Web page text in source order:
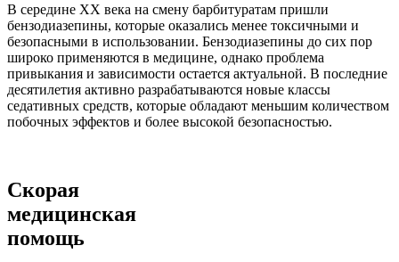
В середине XX века на смену барбитуратам пришли
бензодиазепины, которые оказались менее токсичными и
безопасными в использовании. Бензодиазепины до сих пор
широко применяются в медицине, однако проблема
привыкания и зависимости остается актуальной. В последние
десятилетия активно разрабатываются новые классы
седативных средств, которые обладают меньшим количеством
побочных эффектов и более высокой безопасностью.
Скорая
медицинская
помощь